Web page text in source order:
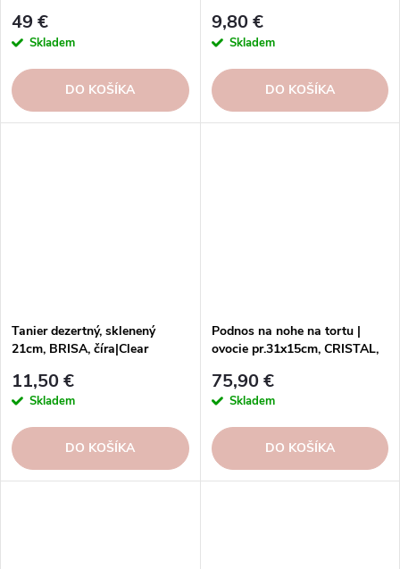
49 €
Skladem
DO KOŠÍKA
9,80 €
Skladem
DO KOŠÍKA
Tanier dezertný, sklenený
21cm, BRISA, číra|Clear
11,50 €
Skladem
DO KOŠÍKA
Podnos na nohe na tortu |
ovocie pr.31x15cm, CRISTAL,
75,90 €
Skladem
DO KOŠÍKA